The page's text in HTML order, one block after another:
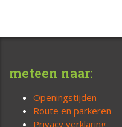
meteen naar:
Openingstijden
Route en parkeren
Privacy verklaring